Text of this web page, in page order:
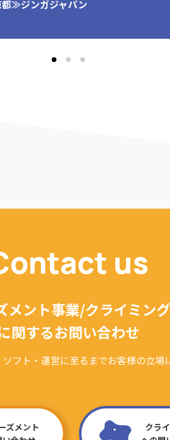
≫ジンガジャパン
us
メント事業/クライミン
関するお問い合わせ
フト・運営に至るまでお客様の立場
ズメント
クラ